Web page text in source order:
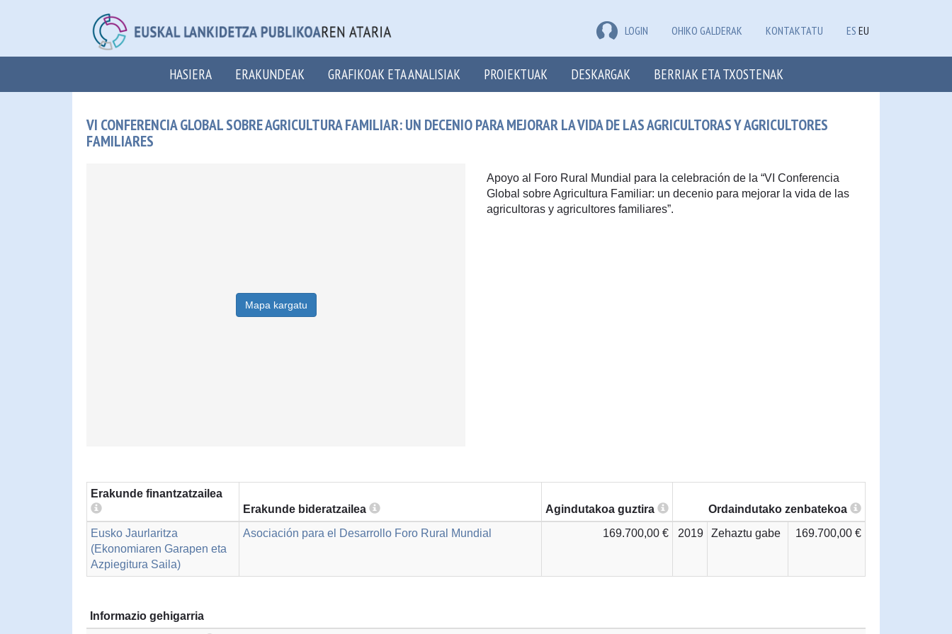
LOGIN OHIKO GALDERAK KONTAKTATU ES EU
HASIERA ERAKUNDEAK GRAFIKOAK ETA ANALISIAK PROIEKTUAK DESKARGAK BERRIAK ETA TXOSTENAK
VI CONFERENCIA GLOBAL SOBRE AGRICULTURA FAMILIAR: UN DECENIO PARA MEJORAR LA VIDA DE LAS AGRICULTORAS Y AGRICULTORES
FAMILIARES
Mapa kargatu
Apoyo al Foro Rural Mundial para la celebración de la “VI Conferencia
Global sobre Agricultura Familiar: un decenio para mejorar la vida de las
agricultoras y agricultores familiares”.
Erakunde finantzatzailea
Erakunde bideratzailea
Agindutakoa guztira
Ordaindutako zenbatekoa
Eusko Jaurlaritza
(Ekonomiaren Garapen eta
Azpiegitura Saila)
Asociación para el Desarrollo Foro Rural Mundial 169.700,00 € 2019 Zehaztu gabe 169.700,00 €
Informazio gehigarria